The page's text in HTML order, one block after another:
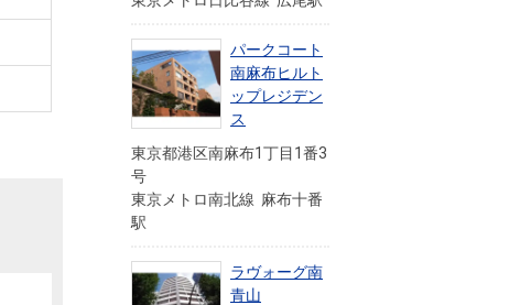
パークコート
南麻布ヒルト
ップレジデン
ス
東京都港区南麻布1丁目1番3
号
東京メトロ南北線 麻布十番
駅
ラヴォーグ南
青山